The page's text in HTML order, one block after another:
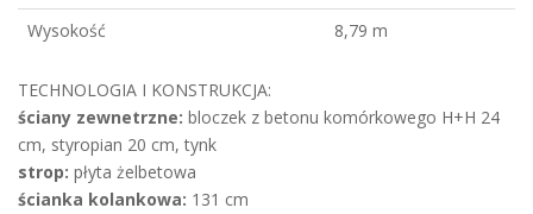
Wysokość 8,79 m
TECHNOLOGIA I KONSTRUKCJA:
ściany zewnetrzne: bloczek z betonu komórkowego H+H 24
cm, styropian 20 cm, tynk
strop: płyta żelbetowa
ścianka kolankowa: 131 cm